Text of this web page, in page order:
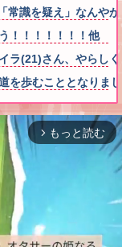
常識を疑え」なんや
！！！！！！！他
ラ(21)さん、やらし
を歩むこととなりま
arrow_forward_ios もっと読む